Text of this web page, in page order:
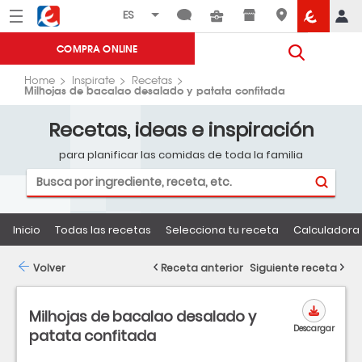
Menú Eroski
COMPRA ONLINE
Home Inspirate Recetas
Milhojas de bacalao desalado y patata confitada
Recetas, ideas e inspiración
para planificar las comidas de toda la familia
Inicio Todas las recetas Selecciona tu receta
Milhojas de bacalao desalado y
patata confitada
Descargar
Volver Receta anterior Siguiente receta